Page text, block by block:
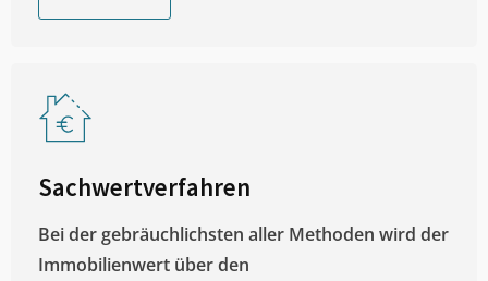
Sachwertverfahren
Bei der gebräuchlichsten aller Methoden wird der
Immobilienwert über den